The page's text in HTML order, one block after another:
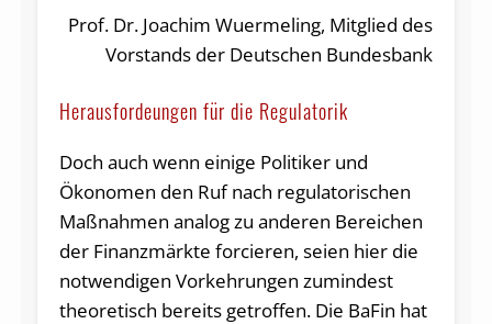
Prof. Dr. Joachim Wuermeling, Mitglied des
Vorstands der Deutschen Bundesbank
Herausfordeungen für die Regulatorik
Doch auch wenn einige Politiker und
Ökonomen den Ruf nach regulatorischen
Maßnahmen analog zu anderen Bereichen
der Finanzmärkte forcieren, seien hier die
notwendigen Vorkehrungen zumindest
theoretisch bereits getroffen. Die BaFin hat